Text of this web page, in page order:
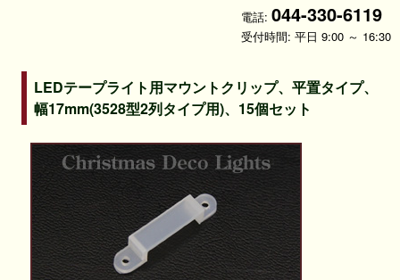
電話: 044-330-6119
受付時間: 平日 9:00 ～ 16:30
LEDテープライト用マウントクリップ、平置タイプ、
幅17mm(3528型2列タイプ用)、15個セット